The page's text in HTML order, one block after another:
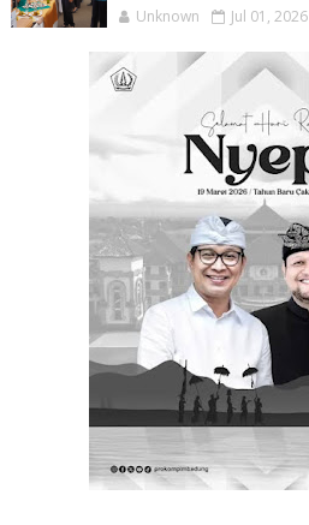
Unknown Jul 01, 2026